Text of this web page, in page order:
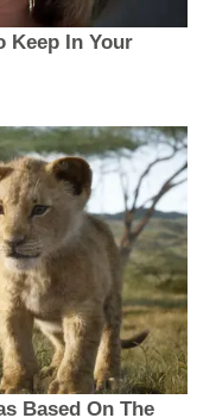
Keep In Your
Based On The